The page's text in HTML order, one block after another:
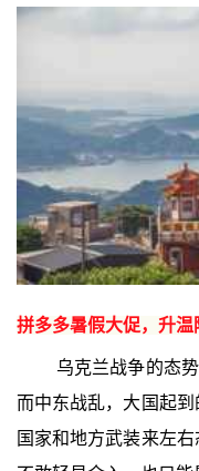
拼多多暑假大促，升
乌克兰战争的态
而中东战乱，大国起
国家和地方武装来左